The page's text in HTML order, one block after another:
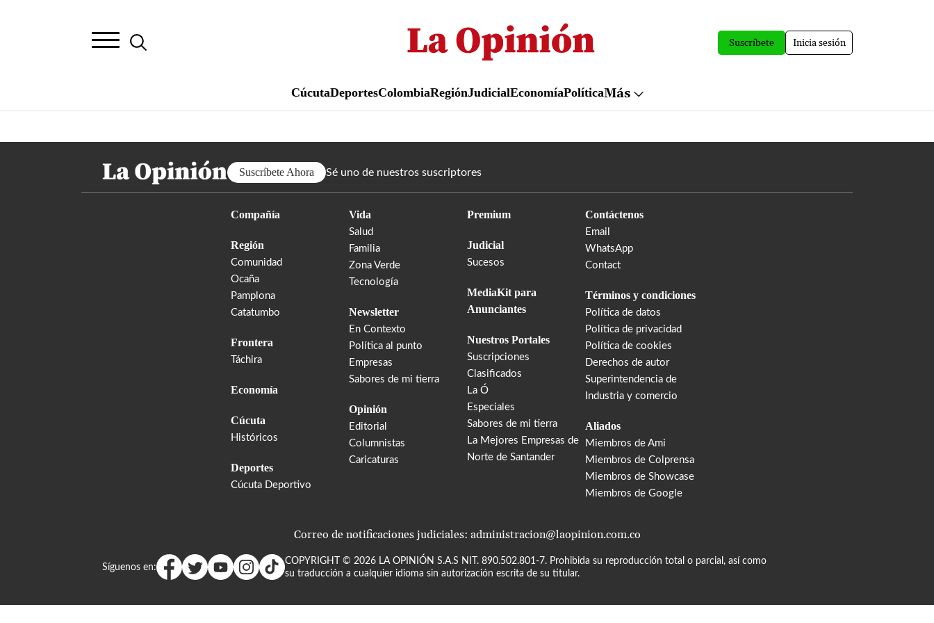
al
contenido
Suscríbete Inicia sesión
CúcutaDeportesColombiaRegiónJudicialEconomíaPolíticaMás
Suscríbete Ahora Sé uno de nuestros suscriptores
Compañía
Región
Comunidad
Ocaña
Pamplona
Catatumbo
Frontera
Táchira
Economía
Cúcuta
Históricos
Deportes
Cúcuta Deportivo
Vida
Salud
Familia
Zona Verde
Tecnología
Newsletter
En Contexto
Política al punto
Empresas
Sabores de mi tierra
Opinión
Editorial
Columnistas
Caricaturas
Premium
Judicial
Sucesos
MediaKit para
Anunciantes
Nuestros Portales
Suscripciones
Clasificados
La Ó
Especiales
Sabores de mi tierra
La Mejores Empresas de
Norte de Santander
Contáctenos
Email
WhatsApp
Contact
Términos y condiciones
Política de datos
Política de privacidad
Política de cookies
Derechos de autor
Superintendencia de
Industria y comercio
Aliados
Miembros de Ami
Miembros de Colprensa
Miembros de Showcase
Miembros de Google
Correo de notificaciones judiciales: administracion@laopinion.com.co
Síguenos en:
COPYRIGHT © 2026 LA OPINIÓN S.A.S NIT. 890.502.801-7. Prohibida su reproducción total o parcial, así como
su traducción a cualquier idioma sin autorización escrita de su titular.